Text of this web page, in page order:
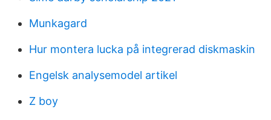
Munkagard
Hur montera lucka på integrerad diskmaskin
Engelsk analysemodel artikel
Z boy